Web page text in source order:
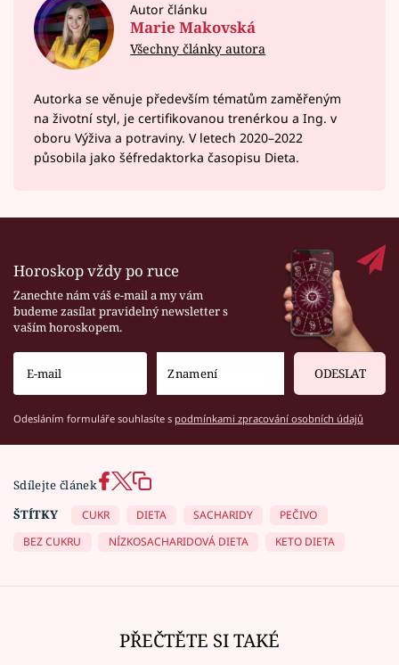
Autor článku
Marie Makovská
Všechny články autora
Autorka se věnuje především tématům zaměřeným
na životní styl, je certifikovanou trenérkou a Ing. v
oboru Výživa a potraviny. V letech 2020–⁠2022
působila jako šéfredaktorka časopisu Dieta.
Horoskop vždy po ruce
Zanechte nám váš e-mail a my vám
budeme zasílat pravidelný newsletter s
vaším horoskopem.
ODESLAT
Odesláním formuláře souhlasíte s podmínkami zpracování osobních údajů
Sdílejte článek
ŠTÍTKY
CUKR DIETA SACHARIDY
PEČIVO
BEZ CUKRU
NÍZKOSACHARIDOVÁ DIETA KETO DIETA
PŘEČTĚTE SI TAKÉ